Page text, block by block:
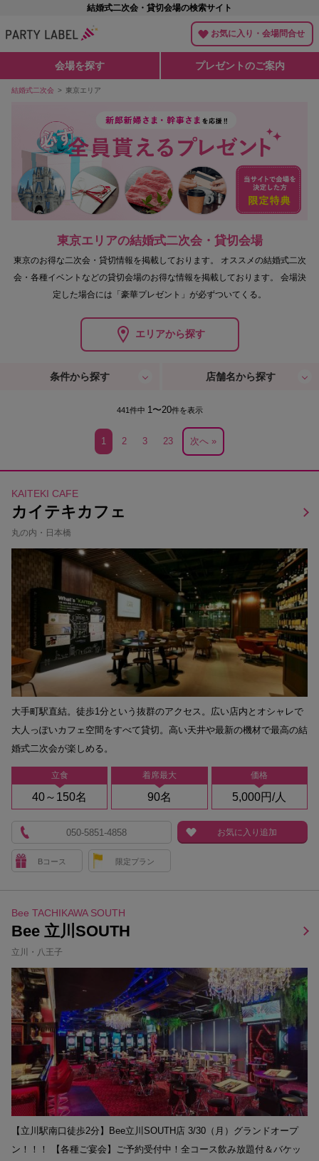
結婚式二次会・貸切会場の検索サイト
お気に入り・会場問合せ
会場を探す プレゼントのご案内
結婚式二次会 東京エリア
東京エリアの結婚式二次会・貸切会場
東京のお得な二次会・貸切情報を掲載しております。
オススメの結婚式二次
会・各種イベントなどの貸切会場のお得な情報を掲載しております。
会場決
定した場合には「豪華プレゼント」が必ずついてくる。
エリアから探す
条件から探す 店舗名から探す
441件中 1〜20件を表示
1 2 3 23 次へ »
KAITEKI CAFE
カイテキカフェ
丸の内・日本橋
立食
40～150名
着席最大
90名
価格
5,000円/人
大手町駅直結。徒歩1分という抜群のアクセス。広い店内とオシャレで
大人っぽいカフェ空間をすべて貸切。高い天井や最新の機材で最高の結
婚式二次会が楽しめる。
Bコース 限定プラン
050-5851-4858 お気に入り追加
Bee TACHIKAWA SOUTH
Bee 立川SOUTH
立川・八王子
【立川駅南口徒歩2分】Bee立川SOUTH店 3/30（月）グランドオープ
ン！！！ 【各種ご宴会】ご予約受付中！全コース飲み放題付＆バケッ